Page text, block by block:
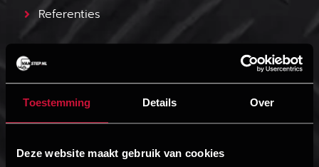
Toestemming Details Over
Deze website maakt gebruik van cookies
Referenties
PRODUCTEN